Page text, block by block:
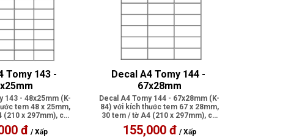
Tomy 143 -
143 - 48x25mm (K-
tem 48 x 25mm,
(210 x 297mm), có
ph.. đ / Xấp
Decal A4 Tomy 144 -
67x28mm
Decal A4 Tomy 144 - 67x28mm (K-
84) với kích thước tem 67 x 28mm,
30 tem / tờ A4 (210 x 297mm), có
ph..
155,000 đ / Xấp